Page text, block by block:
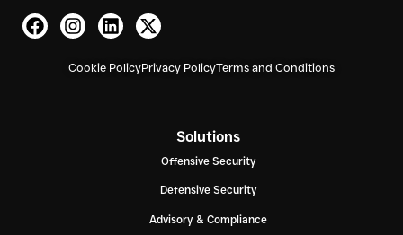
Cookie PolicyPrivacy PolicyTerms and Conditions
Solutions
Offensive Security
Defensive Security
Advisory & Compliance